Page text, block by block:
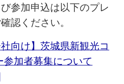
参加申込は以下のプレ
認ください。
向け】茨城県新観光コ
加者募集について